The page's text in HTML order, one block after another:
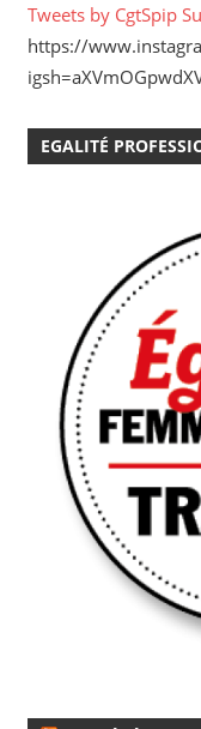
Tweets by CgtSpip
https://
EGALITÉ